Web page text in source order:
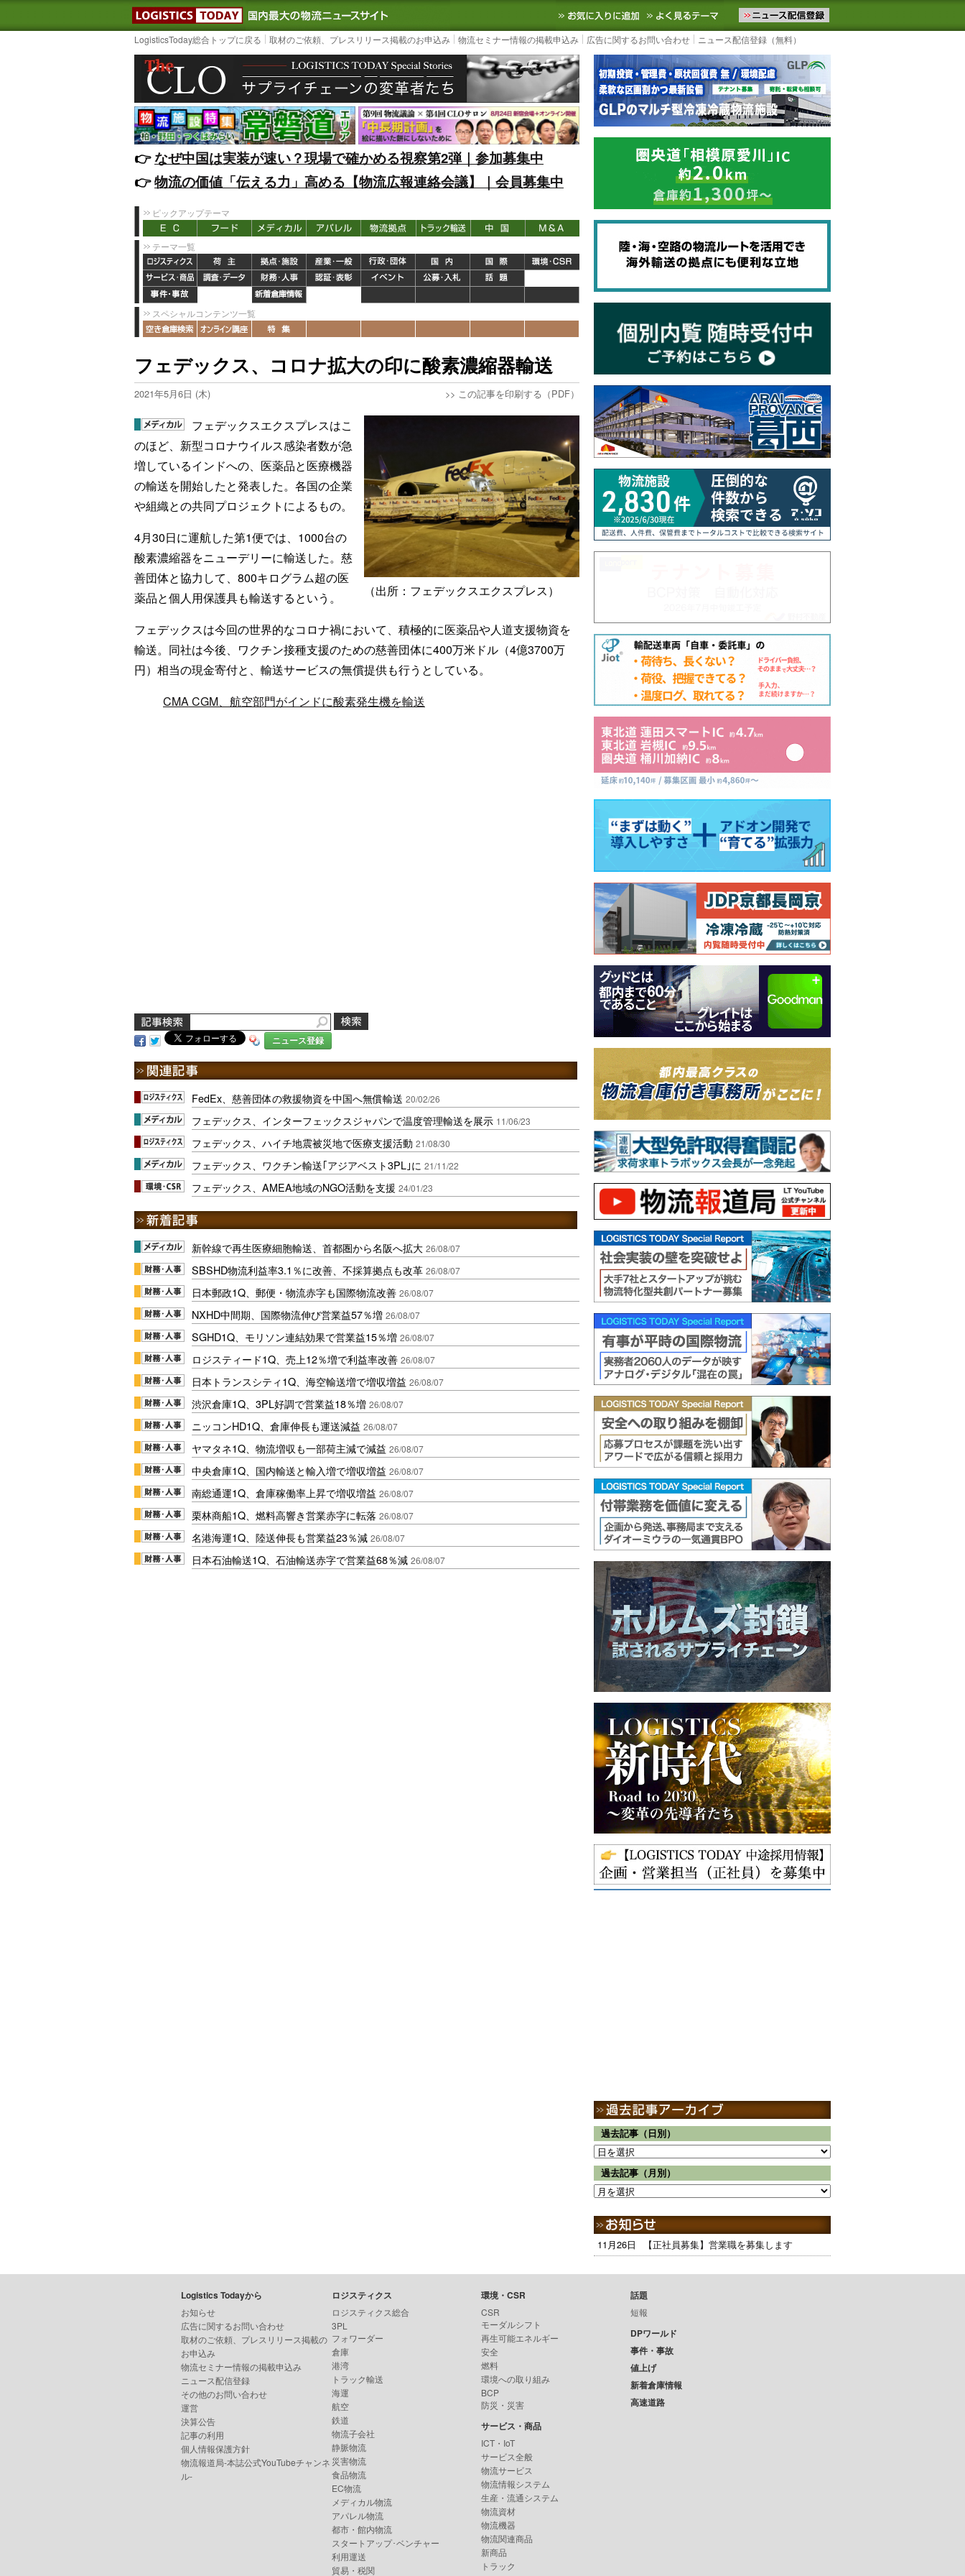
LOGISTICS TODAY｜国内最大の物流ニュースサイト3PL, SCMなど国内外の最新の物流ニュースをお届けします。物流ニュースメール配信を登録す
お気に入りに追加 よく見るテーマ
LogisticsToday総合トップに戻る 取材のご依頼、プレスリリース掲載のお申込み 物流セミナー情報の掲載申込み 広告に関するお問い合わせ ニュース配信登録（無料）
👉️なぜ中国は実装が速い？現場で確かめる視察第2弾｜参加募集中
👉️物流の価値「伝える力」高める【物流広報連絡会議】｜会員募集中
ピックアップテーマ
テーマ一覧
スペシャルコンテンツ一覧
フェデックス、コロナ拡大の印に酸素濃縮器輸送
2021年5月6日 (木) >> この記事を印刷する（PDF）
（出所：フェデックスエクスプレス）
フェデックスエクスプレスはこ
のほど、新型コロナウイルス感染者数が急
増しているインドへの、医薬品と医療機器
の輸送を開始したと発表した。各国の企業
や組織との共同プロジェクトによるもの。
4月30日に運航した第1便では、1000台の
酸素濃縮器をニューデリーに輸送した。慈
善団体と協力して、800キログラム超の医
薬品と個人用保護具も輸送するという。
フェデックスは今回の世界的なコロナ禍において、積極的に医薬品や人道支援物資を
輸送。同社は今後、ワクチン接種支援のための慈善団体に400万米ドル（4億3700万
円）相当の現金寄付と、輸送サービスの無償提供も行うとしている。
CMA CGM、航空部門がインドに酸素発生機を輸送
ニュース登録
FedEx、慈善団体の救援物資を中国へ無償輸送 20/02/26
フェデックス、インターフェックスジャパンで温度管理輸送を展示 11/06/23
フェデックス、ハイチ地震被災地で医療支援活動 21/08/30
フェデックス、ワクチン輸送｢アジアベスト3PL｣に 21/11/22
フェデックス、AMEA地域のNGO活動を支援 24/01/23
新幹線で再生医療細胞輸送、首都圏から名阪へ拡大 26/08/07
SBSHD物流利益率3.1％に改善、不採算拠点も改革 26/08/07
日本郵政1Q、郵便・物流赤字も国際物流改善 26/08/07
NXHD中間期、国際物流伸び営業益57％増 26/08/07
SGHD1Q、モリソン連結効果で営業益15％増 26/08/07
ロジスティード1Q、売上12％増で利益率改善 26/08/07
日本トランスシティ1Q、海空輸送増で増収増益 26/08/07
渋沢倉庫1Q、3PL好調で営業益18％増 26/08/07
ニッコンHD1Q、倉庫伸長も運送減益 26/08/07
ヤマタネ1Q、物流増収も一部荷主減で減益 26/08/07
中央倉庫1Q、国内輸送と輸入増で増収増益 26/08/07
南総通運1Q、倉庫稼働率上昇で増収増益 26/08/07
栗林商船1Q、燃料高響き営業赤字に転落 26/08/07
名港海運1Q、陸送伸長も営業益23％減 26/08/07
日本石油輸送1Q、石油輸送赤字で営業益68％減 26/08/07
過去記事（日別）
過去記事（月別）
11月26日 【正社員募集】営業職を募集します
Logistics Todayから
お知らせ
広告に関するお問い合わせ
取材のご依頼、プレスリリース掲載の
お申込み
物流セミナー情報の掲載申込み
ニュース配信登録
その他のお問い合わせ
運営
決算公告
記事の利用
個人情報保護方針
物流報道局-本誌公式YouTubeチャンネ
ル-
ロジスティクス
ロジスティクス総合
3PL
フォワーダー
倉庫
港湾
トラック輸送
海運
航空
鉄道
物流子会社
静脈物流
災害物流
食品物流
EC物流
メディカル物流
アパレル物流
都市・館内物流
スタートアップ･ベンチャー
利用運送
貿易・税関
環境・CSR
CSR
モーダルシフト
再生可能エネルギー
安全
燃料
環境への取り組み
BCP
防災・災害
サービス・商品
ICT・IoT
サービス全般
物流サービス
物流情報システム
生産・流通システム
物流資材
物流機器
物流関連商品
新商品
トラック
話題
短報
DPワールド
事件・事故
値上げ
新着倉庫情報
高速道路